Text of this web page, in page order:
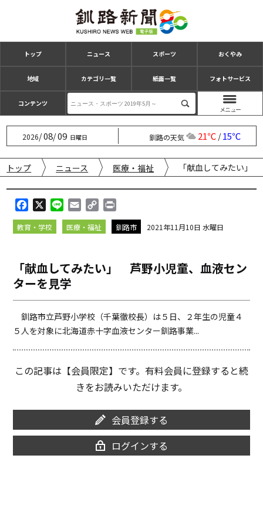
トップ ニュース スポーツ おくやみ
地域 カテゴリ一覧 紙面一覧 フォトサービス
コンテンツ
2026/08/09 日曜日 釧路の天気 21℃/15℃
トップ ニュース 医療・福祉 「献血してみたい」
a
c
o
o
i
n
m
a
o
p
i
r
i
教育・学校 医療・福祉 釧路市 2021年11月10日 水曜日
「献血してみたい」 芦野小児童、血液セン
ターを見学
釧路市立芦野小学校（千葉徹校長）は５日、２年生の児童４
５人を対象に北海道赤十字血液センター釧路事業...
この記事は【会員限定】です。有料会員に登録すると続
きをお読みいただけます。
会員登録する
ログインする